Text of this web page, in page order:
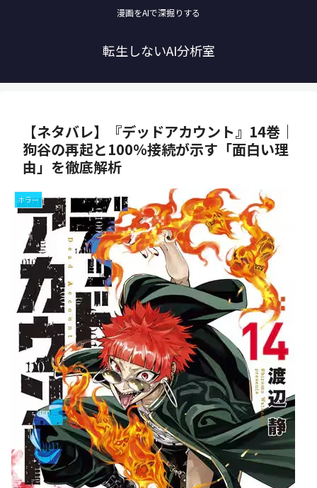
漫画をAIで深掘りする
転生しないAI分析室
【ネタバレ】『デッドアカウント』14巻｜
狗谷の再起と100％接続が示す「面白い理
由」を徹底解析
ホラー